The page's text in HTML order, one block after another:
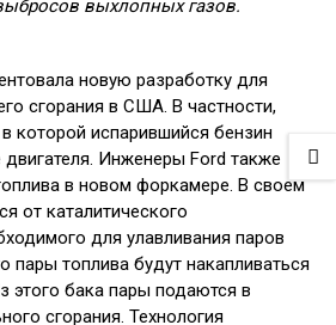
выхлопных газов.
новую разработку для
сгорания в США. В частности,
которой испарившийся бензин
Инженеры Ford также
в новом форкамере. В своем
от каталитического
для улавливания паров
пары топлива будут накапливаться
этого бака пары подаются в
сгорания. Технология